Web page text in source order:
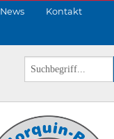
News Kontakt